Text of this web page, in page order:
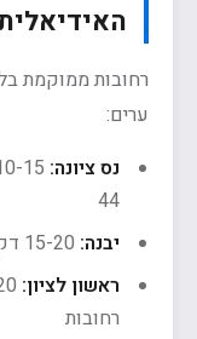
רחובות ממוקמת
ערים:
נס ציונה:
44
יבנה:
ראשון לציון:
רחובות